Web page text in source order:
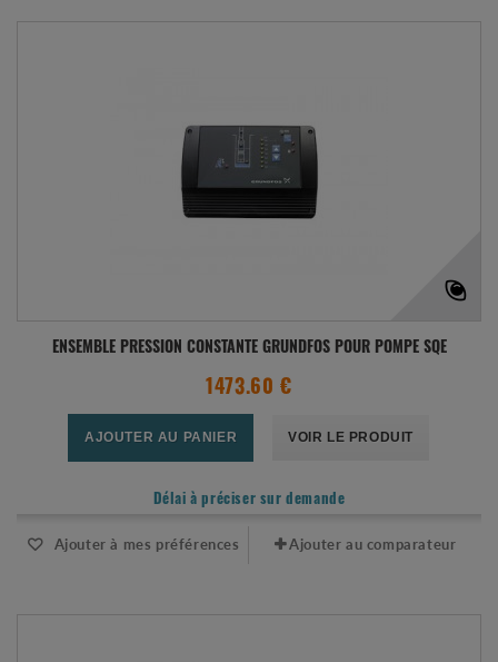
ENSEMBLE PRESSION CONSTANTE GRUNDFOS POUR POMPE SQE
1473.60 €
AJOUTER AU PANIER VOIR LE PRODUIT
Délai à préciser sur demande
Ajouter à mes préférences Ajouter au comparateur